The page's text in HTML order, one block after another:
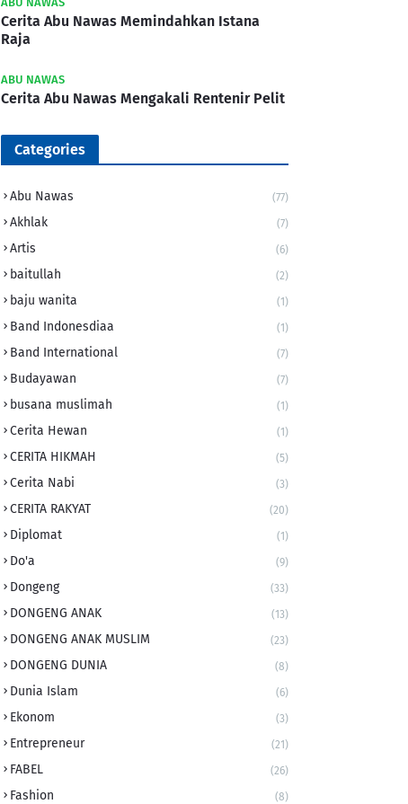
Cerita Abu Nawas Memindahkan Istana
Raja
ABU NAWAS
Cerita Abu Nawas Mengakali Rentenir Pelit
Categories
Abu Nawas (77)
Akhlak (7)
Artis (6)
baitullah (2)
baju wanita (1)
Band Indonesdiaa (1)
Band International (7)
Budayawan (7)
busana muslimah (1)
Cerita Hewan (1)
CERITA HIKMAH (5)
Cerita Nabi (3)
CERITA RAKYAT (20)
Diplomat (1)
Do'a (9)
Dongeng (33)
DONGENG ANAK (13)
DONGENG ANAK MUSLIM (23)
DONGENG DUNIA (8)
Dunia Islam (6)
Ekonom (3)
Entrepreneur (21)
FABEL (26)
Fashion (8)